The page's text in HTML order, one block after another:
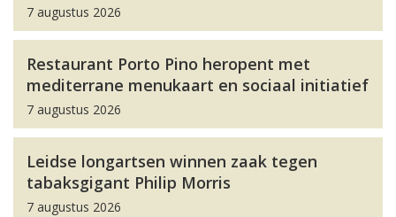
7 augustus 2026
Restaurant Porto Pino heropent met
mediterrane menukaart en sociaal initiatief
7 augustus 2026
Leidse longartsen winnen zaak tegen
tabaksgigant Philip Morris
7 augustus 2026